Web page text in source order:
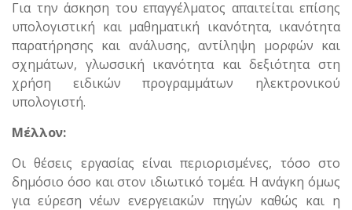
Για την άσκηση του επαγγέλματος απαιτείται επίσης
υπολογιστική και μαθηματική ικανότητα, ικανότητα
παρατήρησης και ανάλυσης, αντίληψη μορφών και
σχημάτων, γλωσσική ικανότητα και δεξιότητα στη
χρήση ειδικών προγραμμάτων ηλεκτρονικού
υπολογιστή.
Μέλλον:
Οι θέσεις εργασίας είναι περιορισμένες, τόσο στο
δημόσιο όσο και στον ιδιωτικό τομέα. Η ανάγκη όμως
για εύρεση νέων ενεργειακών πηγών καθώς και η